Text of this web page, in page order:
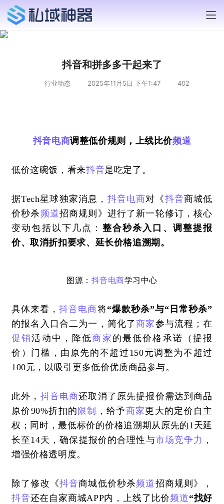
抖音和拼多多干起来了
行业动态 2025年11月5日 下午1:47 402
抖音电商调整低价规则，上线比价频道
低价这碗饭，看来抖音是吃定了。
据Tech星球独家消息， 抖音电商对《抖音商城低
价秒杀频道招商规则》进行了新一轮修订，核心
变动包括以下几点： 整合秒杀入口、调整提报
价、取消折扣要求、延长价格追溯期。
图源： 抖音电商学习中心
具体来看，抖音电商将“爆款秒杀”与“日常秒杀”
的报名入口合二为一，简化了商家参与流程；在
促销活动中，降低商家 的最低价格承诺（提报
价）门槛，由原先的不超过150元调整为不超过
100元，以吸引更多低价优质商品参与。
此外， 抖音电商还取消了原先提报价需达到商品
原价90%折扣的 限制 ，给予商家更大的定价自主
权；同时，最低标价的价格追溯期从原先的1天延
长至14天，确保提报价的合理性与市场竞争力 ，
增强价格透明度。
除了修改《抖音商城低价秒杀频道招商规则》，
抖音还在自家商城APP内，上线了比价频道“找好